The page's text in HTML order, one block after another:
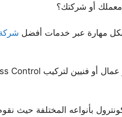
أو شركتك؟
مهارة عبر خدمات أفضل
بأنواعه المختلفة حيث